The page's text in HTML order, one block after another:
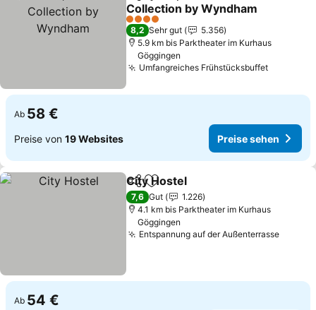
Collection by Wyndham
Preise sehen
4 Sterne
8,2 Sehr gut
5.356
5.9 km bis Parktheater im Kurhaus
Göggingen
Umfangreiches FrühstücksbuffetPreise
Ab 58 €
Preise von 19 Websites Preise sehen
TeilenZu Favoriten hinzufügen
City Hostel
7,6 Gut
1.226
4.1 km bis Parktheater im Kurhaus
Göggingen
Entspannung auf der AußenterrassePreise
Ab 54 €